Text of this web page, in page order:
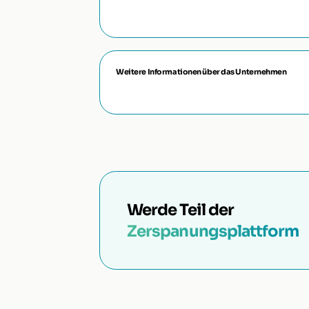
Weitere Informationen über das Unternehmen
Werde Teil der
Zerspanungsplattform